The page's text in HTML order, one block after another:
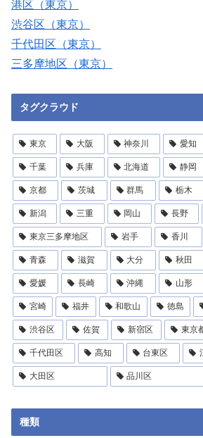
港区（東京）
渋谷区（東京）
千代田区（東京）
三多摩地区（東京）
タグクラウド
東京 大阪 神奈川 愛知
千葉 兵庫 北海道 静岡
京都 茨城 群馬 栃木
新潟 三重 岡山 長野
東京三多摩地区 岩手 香川
青森 滋賀 大分 秋田
愛媛 長崎 沖縄 山形
宮崎 福井 和歌山 徳島
渋谷区 佐賀 新宿区 東京
千代田区 高知 台東区
大田区 品川区
種類